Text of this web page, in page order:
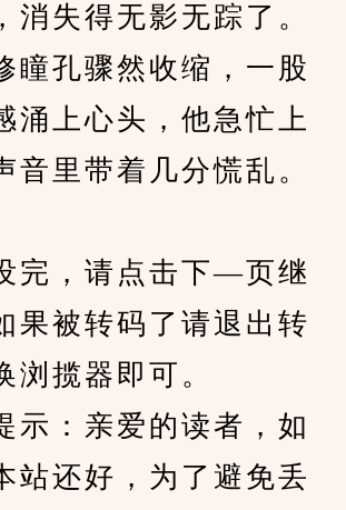
消失得无影无踪了。
孔骤然收缩，一股
涌上心头，他急忙上
音里带着几分慌乱。
，请点击下—页继
果被转码了请退出转
浏揽器即可。
：亲爱的读者，如
站还好，为了避免丢